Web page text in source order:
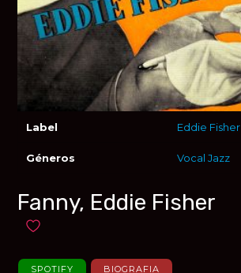
Label Eddie Fisher
Géneros Vocal Jazz
Fanny, Eddie Fisher
Añadir a favoritos
SPOTIFY BIOGRAFIA